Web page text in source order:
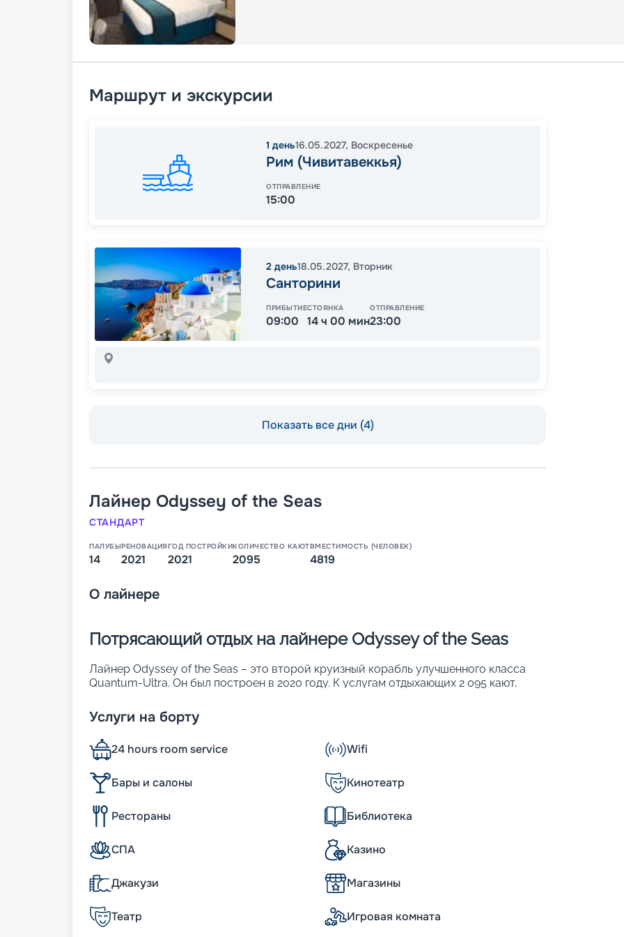
Маршрут и экскурсии
1 день16.05.2027, Воскресенье
Рим (Чивитавеккья)
ОТПРАВЛЕНИЕ
15:00
2 день18.05.2027, Вторник
Санторини
ПРИБЫТИЕ
09:00
СТОЯНКА
14 ч 00 мин
ОТПРАВЛЕНИЕ
23:00
Показать все дни (4)
Лайнер Odyssey of the Seas
СТАНДАРТ
ПАЛУБЫ
14
РЕНОВАЦИЯ
2021
ГОД ПОСТРОЙКИ
2021
КОЛИЧЕСТВО КАЮТ
2095
ВМЕСТИМОСТЬ (ЧЕЛОВЕК)
4819
О лайнере
Потрясающий отдых на лайнере Odyssey of the Seas
Лайнер Odyssey of the Seas – это второй круизный корабль улучшенного класса
Quantum-Ultra. Он был построен в 2020 году. К услугам отдыхающих 2 095 кают,
Другие особенности судна:
• ширина – 49 м;
• длина – 348 м;
• осадка – 8,5 м;
Особенности судна
Лайнер Odyssey of the Seas – представитель класса Quantum Ultra. Его величие,
продуманный подход к организации пространства и развлечений пассажиров
можно оценить, тщательно изучив план палуб. Его характеристики и размеры
плавностью хода. Длина 15-палубного корабля составляет 348 метров, а ширина –
49 м. На этом пространстве разместились более 2 000 кают, где могут проживать
более 4 000 отдыхающих. Многие из них имеют балконы. Можно выбрать вариант
наиболее оптимальный по уровню комфорта и цене. Интересная инновация,
Услуги на борту
24 hours room service Wifi
Бары и салоны Кинотеатр
Рестораны Библиотека
СПА Казино
Джакузи Магазины
Театр Игровая комната